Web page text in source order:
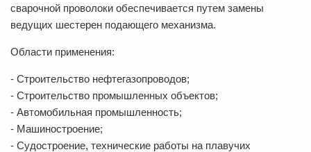
сварочной проволоки обеспечивается путем замены
ведущих шестерен подающего механизма.
Области применения:
- Строительство нефтегазопроводов;
- Строительство промышленных объектов;
- Автомобильная промышленность;
- Машиностроение;
- Судостроение, технические работы на плавучих